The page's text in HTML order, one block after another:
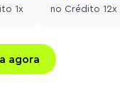
1x no Crédito 12x
agora